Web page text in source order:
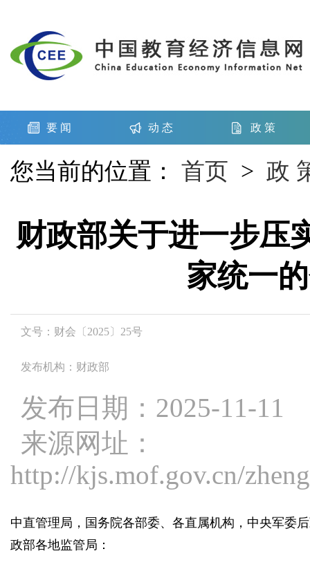
要 闻 动 态 政 策
您当前的位置： 首页 > 政
财政部关于进一步压
家统一
文号：财会〔2025〕25号
发布机构：财政部
发布日期：2025-11-11
来源网址：
http://kjs.mof.gov.cn/
中直管理局，国务院各部委、各直属机构，中央军委
政部各地监管局：